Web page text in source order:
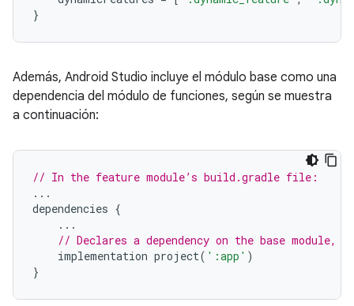
}
Además, Android Studio incluye el módulo base como una
dependencia del módulo de funciones, según se muestra
a continuación:
// In the feature module’s build.gradle file:
...
dependencies {
...
// Declares a dependency on the base module,
implementation project( ':app' )
}